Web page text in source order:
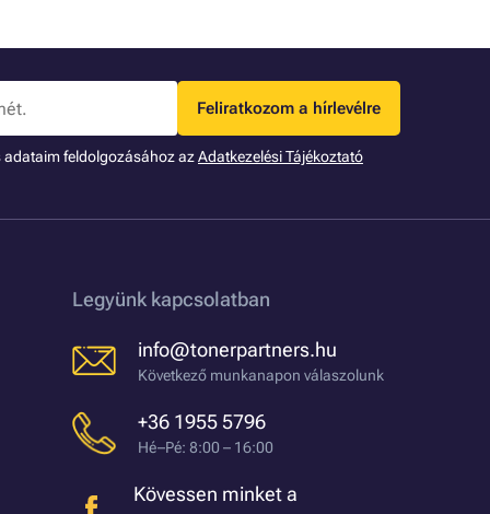
Feliratkozom a hírlevélre
adataim feldolgozásához azAdatkezelési Tájékoztató
Legyünk kapcsolatban
info@tonerpartners.hu
Következő munkanapon válaszolunk
+36 1955 5796
Hé–Pé: 8:00 – 16:00
Kövessen minket a